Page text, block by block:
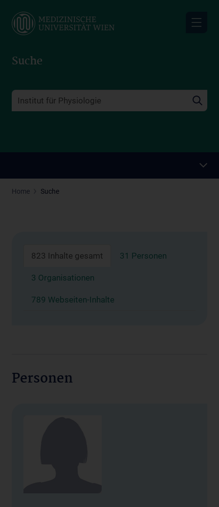
main
Suche
Home Suche
823 Inhalte gesamt 31 Personen
3 Organisationen
789 Webseiten-Inhalte
Personen